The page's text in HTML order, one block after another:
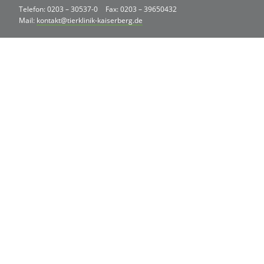
Telefon: 0203 – 30537-0
Fax: 0203 – 39650432
Mail: kontakt@tierklinik-kaiserberg.de